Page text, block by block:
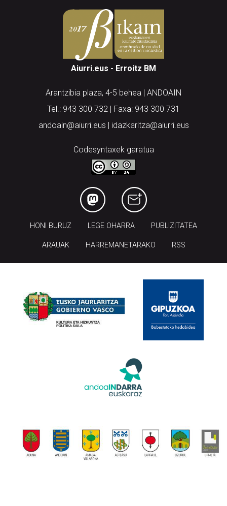
Aiurri.eus - Erroitz BM
Arantzibia plaza, 4-5 behea | ANDOAIN
Tel.: 943 300 732 | Faxa: 943 300 731
andoain@aiurri.eus | idazkaritza@aiurri.eus
Codesyntaxek garatua
HONI BURUZ LEGE OHARRA PUBLIZITATEA
ARAUAK HARREMANETARAKO RSS